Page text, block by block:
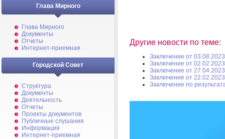
Глава Мирного
Глава Мирного
Документы
Отчеты
Интернет-приемная
Городской Совет
Структура
Документы
Деятельность
Отчеты
Проекты документов
Публичные слушания
Информация
Интернет-приемная
Другие новости по теме:
Заключение от 03.08.2023
Заключение от 02.02.2023
Заключение от 27.04.2023
Заключение от 22.02.2023
Заключение по